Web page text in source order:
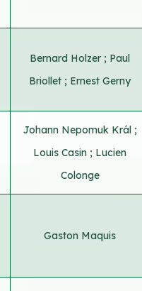
Bernard Holzer ; Paul
Briollet ; Ernest Gerny
Johann Nepomuk Král ;
Louis Casin ; Lucien
Colonge
Gaston Maquis